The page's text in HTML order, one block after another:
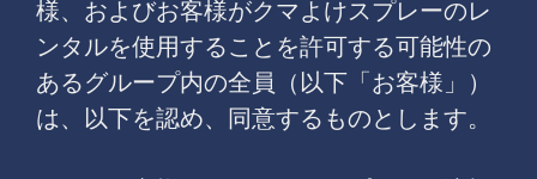
様、およびお客様がクマよけスプレーのレ
ンタルを使用することを許可する可能性の
あるグループ内の全員（以下「お客様」）
は、以下を認め、同意するものとします。